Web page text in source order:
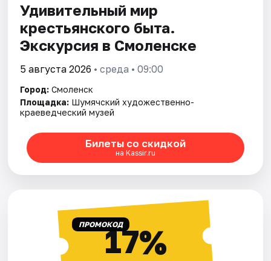
Удивительный мир
крестьянского быта.
Экскурсия в Смоленске
5 августа 2026 • среда • 09:00
Город: Смоленск
Площадка: Шумячский художественно-
краеведческий музей
Билеты со скидкой
на Kassir.ru
ПРОМОКОД17%